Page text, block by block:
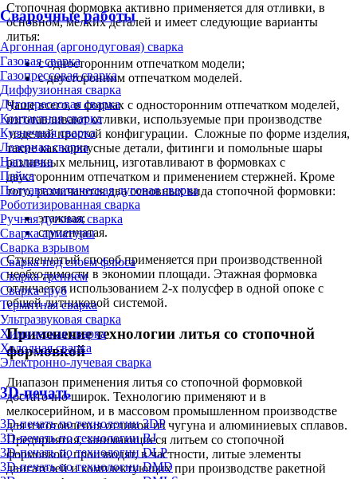
Сварочные работы
Аргонная (аргонодуговая) сварка
Газовая сварка
Газопрессовая сварка
Диффузионная сварка
Дугопрессовая сварка
Контактная сварка
Кузнечная сварка
Лазерная сварка
Наплавка
Пайка
Полуавтоматическая дуговая сварка
Роботизированная сварка
Ручная дуговая сварка
Сварка арматуры
Сварка взрывом
Сварка под слоем флюса
Сварка трением
Сварка труб
Термитная сварка
Ультразвуковая сварка
Химическая сварка
Холодная сварка
Электронно-лучевая сварка
3D-печать
3D-печать по технологии 3DP
3D-печать по технологии BJ
3D-печать по технологии DLP
3D-печать по технологии DMD
Стопочная формовка активно применяется для отливки, в
основном, мелких деталей и имеет следующие варианты
литья:
с односторонним отпечатком модели;
с двусторонним отпечатком моделей.
Чаще всего, в формах с односторонним отпечатком моделей,
изготавливают отливки, используемые при производстве
изделий простой конфигурации. Сложные по форме изделия,
такие как корпусные детали, фитинги и помольные шары
различных мельниц, изготавливают в формовках с
двусторонним отпечатком и применением стержней. Кроме
того, различаются два основных вида стопочной формовки:
этажная;
ступенчатая.
Ступенчатый способ применяется при производственной
необходимости в экономии площади. Этажная формовка
отличается использованием 2-х полусфер в одной опоке с
общей литниковой системой.
Применение технологии литья со стопочной
формовкой
Диапазон применения литья со стопочной формовкой
достаточно широк. Технологию применяют и в
мелкосерийном, и в массовом промышленном производстве
для изготовления отливок из чугуна и алюминиевых сплавов.
Предприятия, занимающиеся литьем со стопочной
формовкой, производят, в частности, литые элементы
двигателей и комплектующих при производстве ракетной